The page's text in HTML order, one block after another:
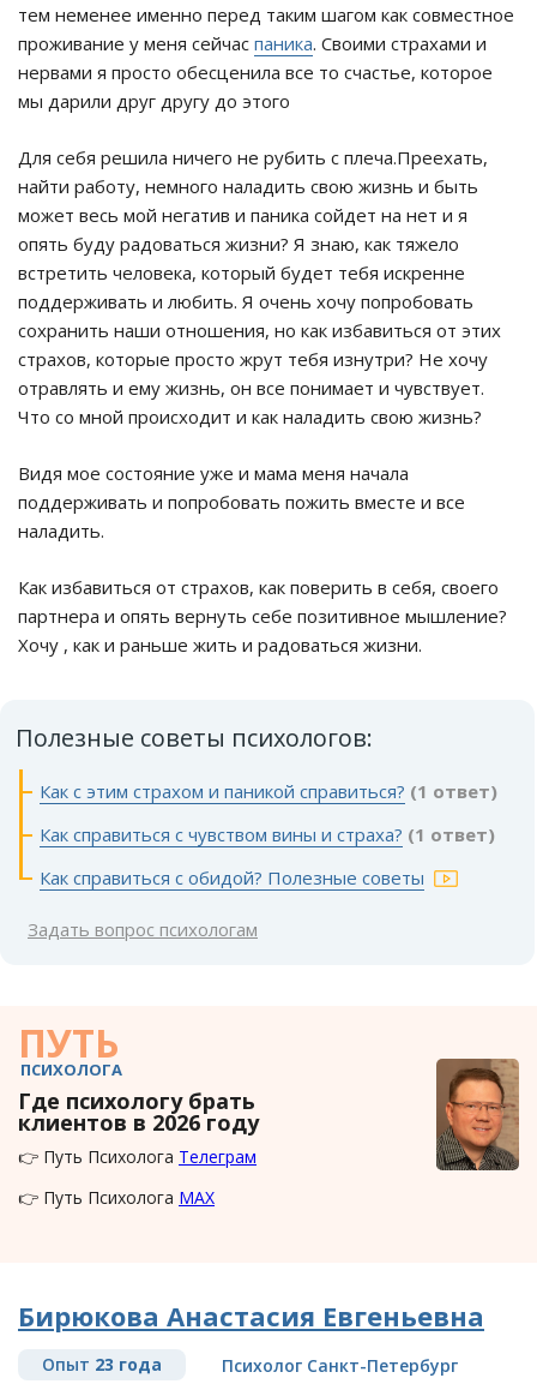
тем неменее именно перед таким шагом как совместное
проживание у меня сейчас паника. Своими страхами и
нервами я просто обесценила все то счастье, которое
мы дарили друг другу до этого
Для себя решила ничего не рубить с плеча.Преехать,
найти работу, немного наладить свою жизнь и быть
может весь мой негатив и паника сойдет на нет и я
опять буду радоваться жизни? Я знаю, как тяжело
встретить человека, который будет тебя искренне
поддерживать и любить. Я очень хочу попробовать
сохранить наши отношения, но как избавиться от этих
страхов, которые просто жрут тебя изнутри? Не хочу
отравлять и ему жизнь, он все понимает и чувствует.
Что со мной происходит и как наладить свою жизнь?
Видя мое состояние уже и мама меня начала
поддерживать и попробовать пожить вместе и все
наладить.
Как избавиться от страхов, как поверить в себя, своего
партнера и опять вернуть себе позитивное мышление?
Хочу , как и раньше жить и радоваться жизни.
Полезные советы психологов:
Как с этим страхом и паникой справиться? (1 ответ)
Как справиться с чувством вины и страха? (1 ответ)
Как справиться с обидой? Полезные советы
Задать вопрос психологам
ПУТЬ
ПСИХОЛОГА
Где психологу брать
клиентов в 2026 году
👉 Путь Психолога Телеграм
👉 Путь Психолога MAX
Бирюкова Анастасия Евгеньевна
Опыт 23 года Психолог Санкт-Петербург